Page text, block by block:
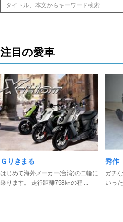
注目の愛車
Ｇりきまる
はじめて海外メーカー(台湾)の二輪に
乗ります。 走行距離758㎞の程 ...
秀作
ガチ
いっ